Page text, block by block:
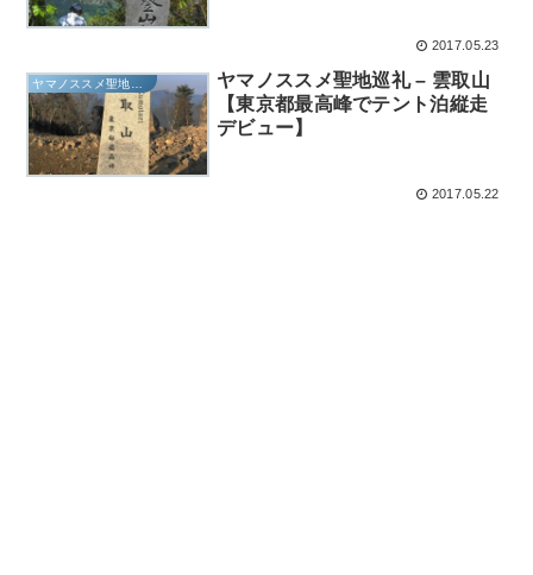
2017.05.23
ヤマノススメ聖地巡礼 – 雲取山
【東京都最高峰でテント泊縦走
デビュー】
2017.05.22